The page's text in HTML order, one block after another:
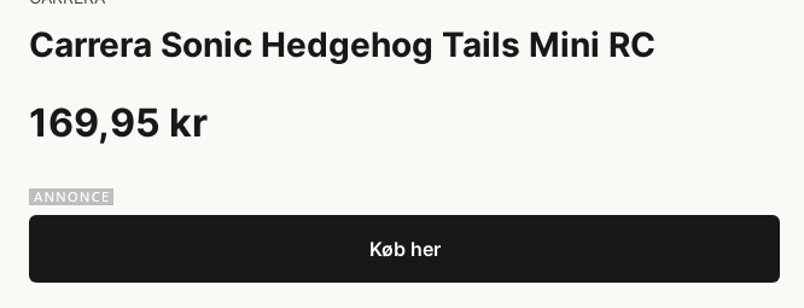
Carrera Sonic Hedgehog Tails Mini RC
169,95 kr
Køb her